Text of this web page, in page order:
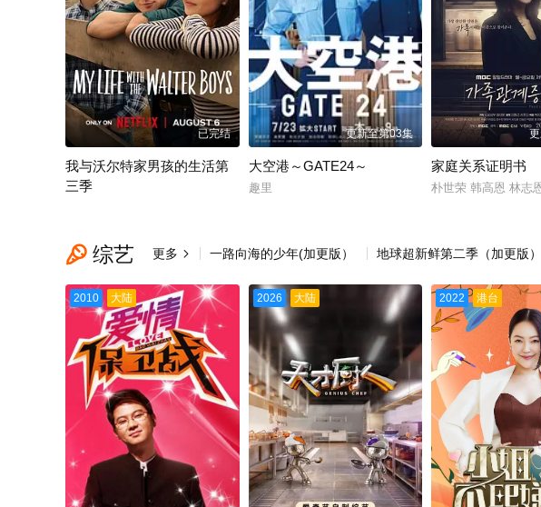
已完结
我与沃尔特家男孩的生活第
三季
更新至第03集
大空港～GATE24～
趣里
家庭关系证明书
朴世荣 韩高恩 林志
 综艺 更多  一路向海的少年(加更版） 地球超新鲜第二季（加更版）
2010 大陆 2026 大陆 2022 港台